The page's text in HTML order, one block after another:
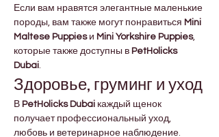
Если вам нравятся элегантные маленькие
породы, вам также могут понравиться Mini
Maltese Puppies и Mini Yorkshire Puppies,
которые также доступны в PetHolicks
Dubai.
Здоровье, груминг и уход
В PetHolicks Dubai каждый щенок
получает профессиональный уход,
любовь и ветеринарное наблюдение.